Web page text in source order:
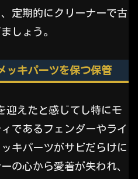
定期的にクリーナーで古
しょう。
ッキパーツを保つ保管
迎えたと感じてし特にモ
であるフェンダーやライ
キパーツがサビだらけに
の心から愛着が失われ、